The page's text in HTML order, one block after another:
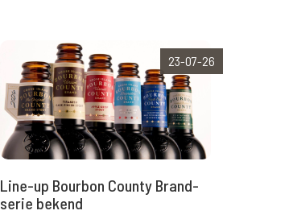
23-07-26
Line-up Bourbon County Brand-
serie bekend